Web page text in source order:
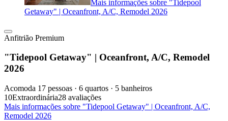
Mais informações sobre "Tidepool
Getaway" | Oceanfront, A/C, Remodel 2026
Anfitrião Premium
"Tidepool Getaway" | Oceanfront, A/C, Remodel
2026
Acomoda 17 pessoas · 6 quartos · 5 banheiros
10Extraordinária28 avaliações
Mais informações sobre "Tidepool Getaway" | Oceanfront, A/C,
Remodel 2026